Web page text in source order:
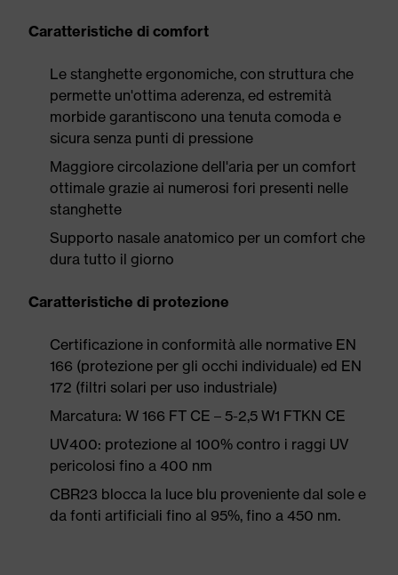
Caratteristiche di comfort
Le stanghette ergonomiche, con struttura che
permette un'ottima aderenza, ed estremità
morbide garantiscono una tenuta comoda e
sicura senza punti di pressione
Maggiore circolazione dell'aria per un comfort
ottimale grazie ai numerosi fori presenti nelle
stanghette
Supporto nasale anatomico per un comfort che
dura tutto il giorno
Caratteristiche di protezione
Certificazione in conformità alle normative EN
166 (protezione per gli occhi individuale) ed EN
172 (filtri solari per uso industriale)
Marcatura: W 166 FT CE – 5-2,5 W1 FTKN CE
UV400: protezione al 100% contro i raggi UV
pericolosi fino a 400 nm
CBR23 blocca la luce blu proveniente dal sole e
da fonti artificiali fino al 95%, fino a 450 nm.